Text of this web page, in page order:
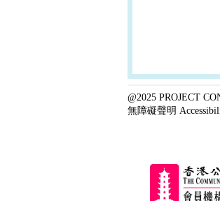
@2025 PROJECT
無障礙聲明